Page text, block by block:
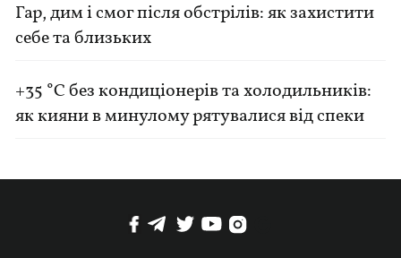
Гар, дим і смог після обстрілів: як захистити
себе та близьких
+35 °C без кондиціонерів та холодильників:
як кияни в минулому рятувалися від спеки